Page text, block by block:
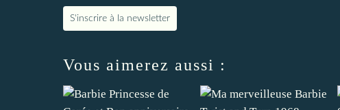
S'inscrire à la newsletter
Vous aimerez aussi :